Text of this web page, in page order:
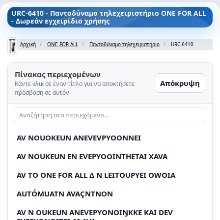
URC-6410 - Παντοδύναμο τηλεχειριστήριο ONE FOR ALL
- Δωρεάν εγχειρίδιο χρήσης
Αρχική ONE FOR ALL Παντοδύναμο τηλεχειριστήριο URC-6410
Πίνακας περιεχομένων
Κάντε κλικ σε έναν τίτλο για να αποκτήσετε
πρόσβαση σε αυτόν
Απόκρυψη
AV NOUOKEUN ANEVEVPYOONNEI
AV NOUKEUN EN EVEPYOOINTHETAI XAVA
AV TO ONE FOR ALL Δ Ν LEITOUPYEI OWOIA
AUTÓMUATN AVAÇNTNON
AV N OUKEUN ANEVEPYONOIŊKKE KAI DEV